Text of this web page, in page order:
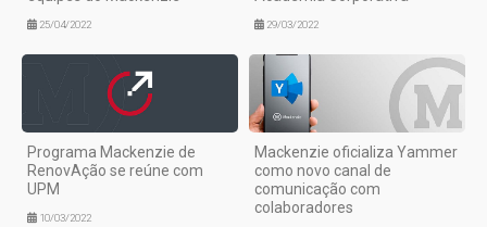
25/04/2022 29/03/2022
Programa Mackenzie de
RenovAção se reúne com
UPM
10/03/2022
Mackenzie oficializa Yammer
como novo canal de
comunicação com
colaboradores